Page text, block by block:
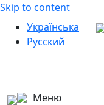
Skip to content
Українська
Русский
Меню